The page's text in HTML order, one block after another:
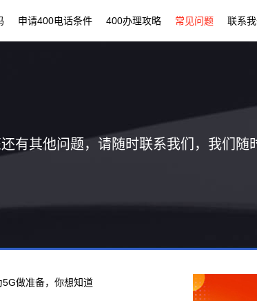
申请400电话条件 400办理攻略 常见问题 联系
有其他问题，请随时联系我们，我们随
做准备，你想知道